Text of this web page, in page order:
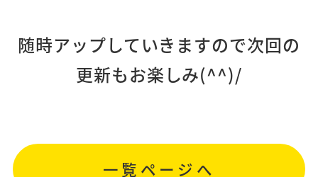
随時アップしていきますので次回の
更新もお楽しみ(^^)/
一覧ページへ